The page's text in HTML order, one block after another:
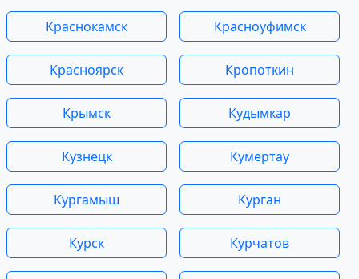
Краснокамск Красноуфимск
Красноярск Кропоткин
Крымск Кудымкар
Кузнецк Кумертау
Кургамыш Курган
Курск Курчатов